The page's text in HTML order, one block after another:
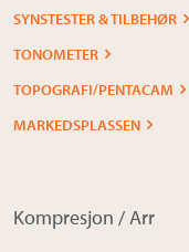
SYNSTESTER & TILBEHØR
TONOMETER
TOPOGRAFI/PENTACAM
MARKEDSPLASSEN
Kompresjon / Arr